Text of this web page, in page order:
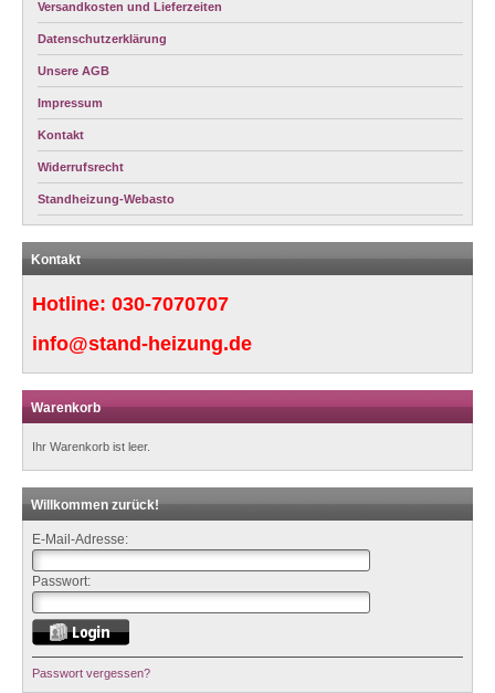
Versandkosten und Lieferzeiten
Datenschutzerklärung
Unsere AGB
Impressum
Kontakt
Widerrufsrecht
Standheizung-Webasto
Kontakt
Hotline: 030-7070707
info@stand-heizung.de
Warenkorb
Ihr Warenkorb ist leer.
Willkommen zurück!
E-Mail-Adresse:
Passwort:
Passwort vergessen?